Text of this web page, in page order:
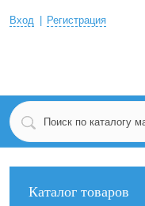
Вход Регистрация
Каталог товаров